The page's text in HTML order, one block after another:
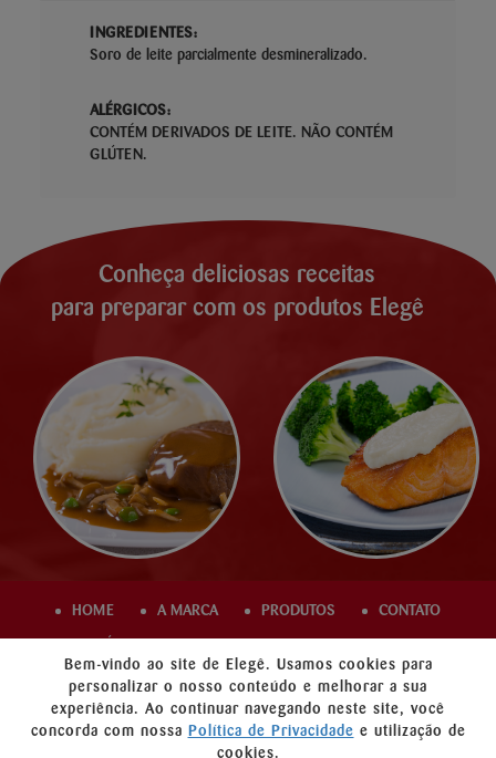
INGREDIENTES:
Soro de leite parcialmente desmineralizado.
ALÉRGICOS:
CONTÉM DERIVADOS DE LEITE. NÃO CONTÉM
GLÚTEN.
Conheça deliciosas receitas
para preparar com os produtos Elegê
Bem-vindo ao site de Elegê. Usamos cookies para
personalizar o nosso conteúdo e melhorar a sua
experiência. Ao continuar navegando neste site, você
concorda com nossa Política de Privacidade e utilização de
cookies.
HOME A MARCA PRODUTOS CONTATO
PROMOÇÃO POLÍTICA DE PRIVACIDADE